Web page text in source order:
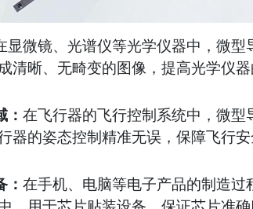
显微镜、光谱仪等光学仪器中，微
清晰、无畸变的图像，提高光学仪器
：在飞行器的飞行控制系统中，微
器的姿态控制精准无误，保障飞行安
：在手机、电脑等电子产品的制造过